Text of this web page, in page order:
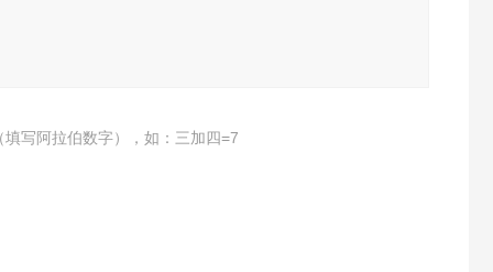
写阿拉伯数字），如：三加四=7